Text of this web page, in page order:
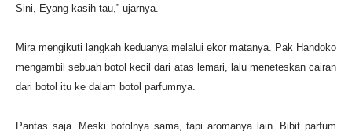
Sini, Eyang kasih tau,” ujarnya.
Mira mengikuti langkah keduanya melalui ekor matanya. Pak Handoko
mengambil sebuah botol kecil dari atas lemari, lalu meneteskan cairan
dari botol itu ke dalam botol parfumnya.
Pantas saja. Meski botolnya sama, tapi aromanya lain. Bibit parfum